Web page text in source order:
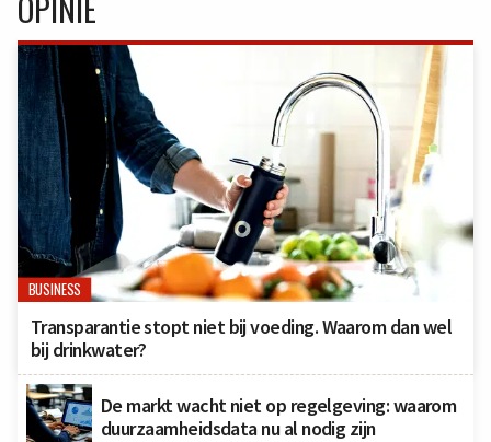
OPINIE
BUSINESS
Transparantie stopt niet bij voeding. Waarom dan wel
bij drinkwater?
De markt wacht niet op regelgeving: waarom
duurzaamheidsdata nu al nodig zijn